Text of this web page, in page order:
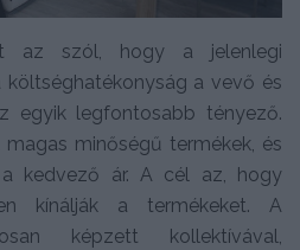
az szól, hogy a jelenlegi
a vevő és
egyik legfontosabb tényező.
minőségű termékek, és
kedvező ár. A cél az, hogy
kínálják a termékeket. A
képzett kollektívával,